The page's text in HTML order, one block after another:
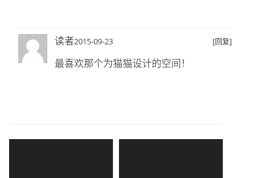
读者2015-09-23 [回复]
最喜欢那个为猫猫设计的空间！